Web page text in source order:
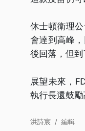
休士頓衛理
會達到高峰
後回落，但到
展望未來，
執行長還鼓勵
洪詩宸 / 編輯